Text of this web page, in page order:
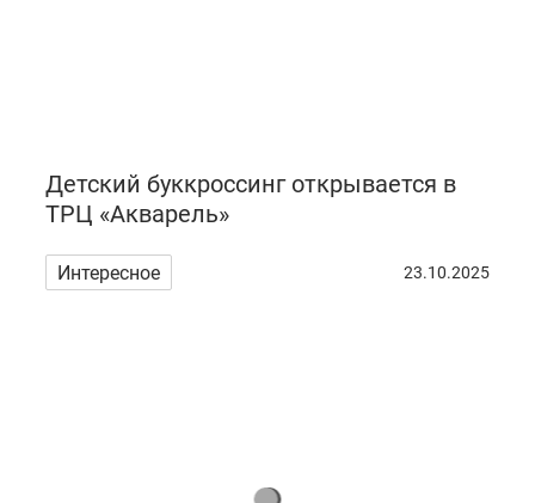
Детский буккроссинг открывается в
ТРЦ «Акварель»
Интересное 23.10.2025